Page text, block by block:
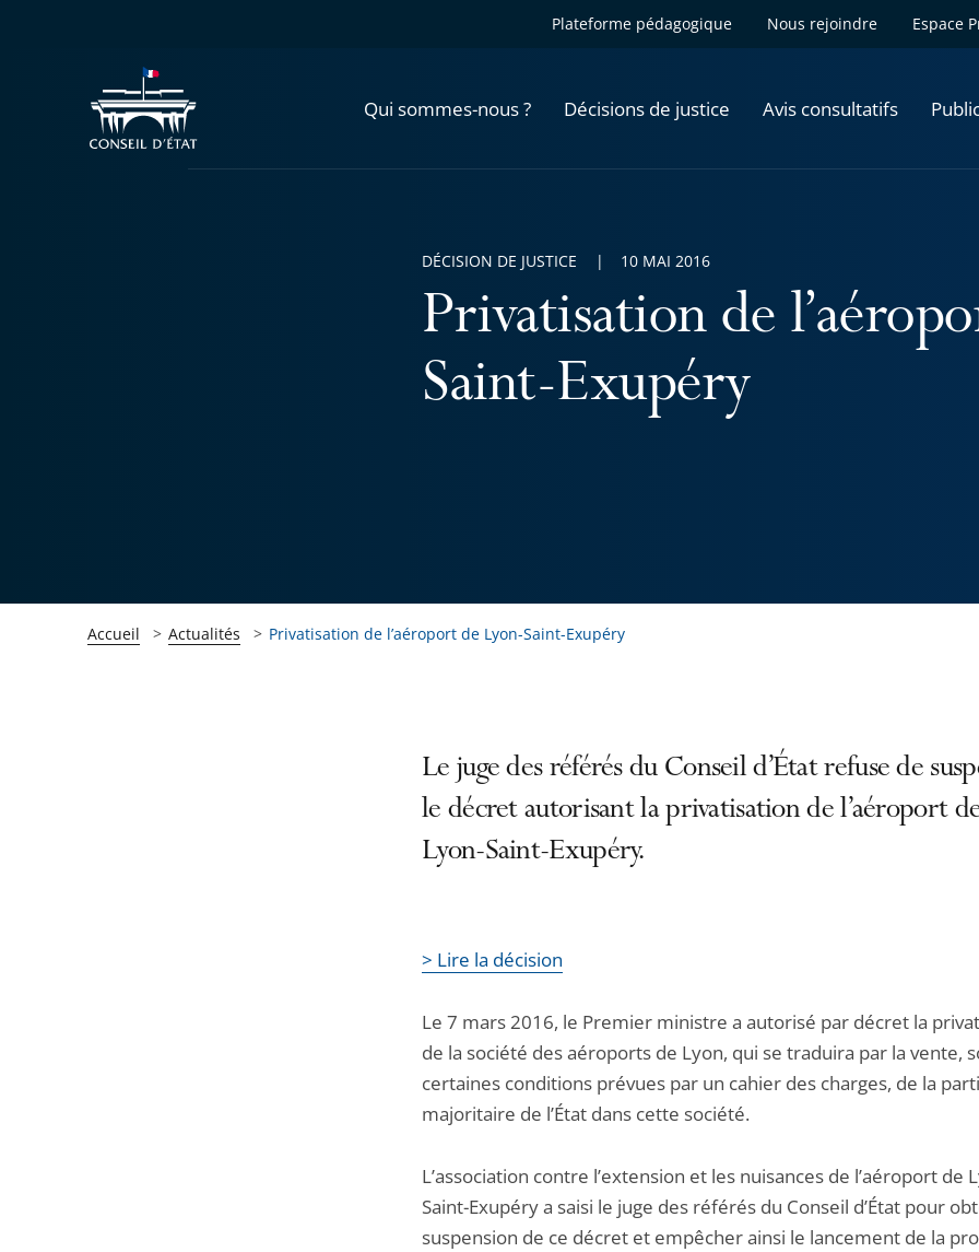
Plateforme pédagogique Nous rejoindre Espace
Qui sommes-nous ? Décisions de justice Avis consultatifs
Privatisation de
Saint-Exupéry
DÉCISION DE JUSTICE 10 MAI 2016
Accueil Actualités Privatisation de l’aéroport de Lyon-Saint-Exupéry
Le juge des référés du Conseil d’État refuse de
le décret autorisant la privatisation de l’aéroport
Lyon-Saint-Exupéry.
> Lire la décision
Le 7 mars 2016, le Premier ministre a autorisé par décret la
de la société des aéroports de Lyon, qui se traduira par la vente,
certaines conditions prévues par un cahier des charges, de la
majoritaire de l’État dans cette société.
L’association contre l’extension et les nuisances de l’aéroport de
Saint-Exupéry a saisi le juge des référés du Conseil d’État pour
suspension de ce décret et empêcher ainsi le lancement de la